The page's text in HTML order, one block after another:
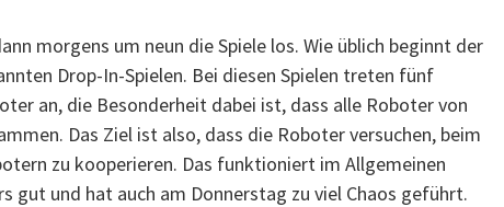
morgens um neun die Spiele los. Wie üblich beginnt der
Drop-In-Spielen. Bei diesen Spielen treten fünf
an, die Besonderheit dabei ist, dass alle Roboter von
Das Ziel ist also, dass die Roboter versuchen, beim
zu kooperieren. Das funktioniert im Allgemeinen
gut und hat auch am Donnerstag zu viel Chaos geführt.